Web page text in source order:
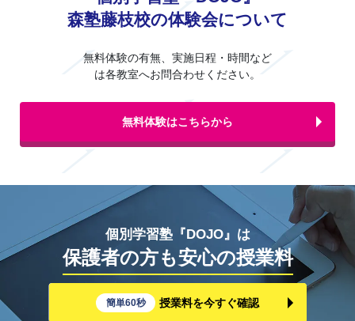
森塾藤枝校の体験会について
無料体験の有無、実施日程・時間など
は各教室へお問合わせください。
無料体験はこちらから
個別学習塾『DOJO』は
保護者の方も安心の授業料
簡単60秒 授業料を今すぐ確認